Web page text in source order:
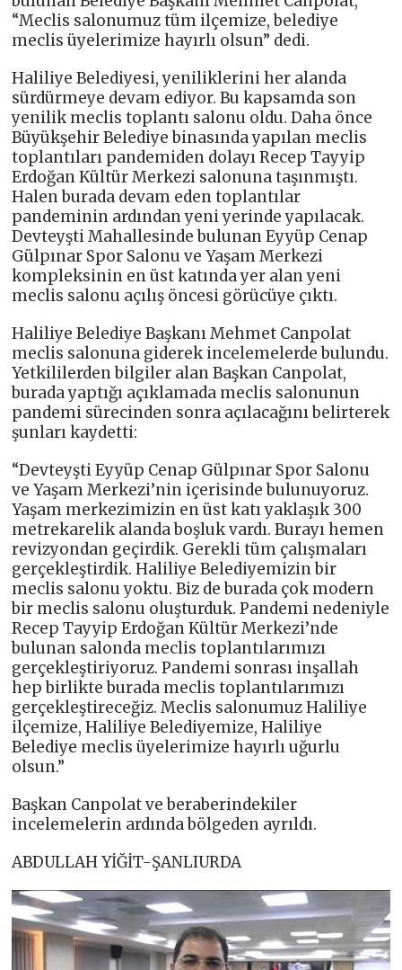
“Meclis salonumuz tüm ilçemize, belediye
meclis üyelerimize hayırlı olsun” dedi.
Haliliye Belediyesi, yeniliklerini her alanda
sürdürmeye devam ediyor. Bu kapsamda son
yenilik meclis toplantı salonu oldu. Daha önce
Büyükşehir Belediye binasında yapılan meclis
toplantıları pandemiden dolayı Recep Tayyip
Erdoğan Kültür Merkezi salonuna taşınmıştı.
Halen burada devam eden toplantılar
pandeminin ardından yeni yerinde yapılacak.
Devteyşti Mahallesinde bulunan Eyyüp Cenap
Gülpınar Spor Salonu ve Yaşam Merkezi
kompleksinin en üst katında yer alan yeni
meclis salonu açılış öncesi görücüye çıktı.
Haliliye Belediye Başkanı Mehmet Canpolat
meclis salonuna giderek incelemelerde bulundu.
Yetkililerden bilgiler alan Başkan Canpolat,
burada yaptığı açıklamada meclis salonunun
pandemi sürecinden sonra açılacağını belirterek
şunları kaydetti:
“Devteyşti Eyyüp Cenap Gülpınar Spor Salonu
ve Yaşam Merkezi’nin içerisinde bulunuyoruz.
Yaşam merkezimizin en üst katı yaklaşık 300
metrekarelik alanda boşluk vardı. Burayı hemen
revizyondan geçirdik. Gerekli tüm çalışmaları
gerçekleştirdik. Haliliye Belediyemizin bir
meclis salonu yoktu. Biz de burada çok modern
bir meclis salonu oluşturduk. Pandemi nedeniyle
Recep Tayyip Erdoğan Kültür Merkezi’nde
bulunan salonda meclis toplantılarımızı
gerçekleştiriyoruz. Pandemi sonrası inşallah
hep birlikte burada meclis toplantılarımızı
gerçekleştireceğiz. Meclis salonumuz Haliliye
ilçemize, Haliliye Belediyemize, Haliliye
Belediye meclis üyelerimize hayırlı uğurlu
olsun.”
Başkan Canpolat ve beraberindekiler
incelemelerin ardında bölgeden ayrıldı.
ABDULLAH YİĞİT-ŞANLIURDA